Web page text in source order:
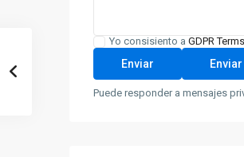
Yo consisiento a GDPR Terms
Puede responder a mensajes